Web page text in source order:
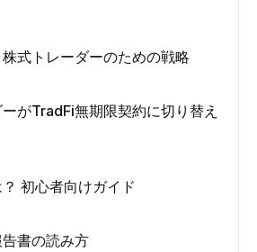
式トレーダーのための戦略
がTradFi無期限契約に切り替え
初心者向けガイド
書の読み方